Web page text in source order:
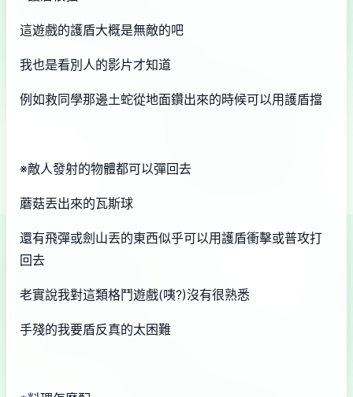
這遊戲的護盾大概是無敵的吧
我也是看別人的影片才知道
例如救同學那邊土蛇從地面鑽出來的時候可以用護盾擋
※敵人發射的物體都可以彈回去
蘑菇丟出來的瓦斯球
還有飛彈或劍山丟的東西似乎可以用護盾衝擊或普攻打
回去
老實說我對這類格鬥遊戲(咦?)沒有很熟悉
手殘的我要盾反真的太困難